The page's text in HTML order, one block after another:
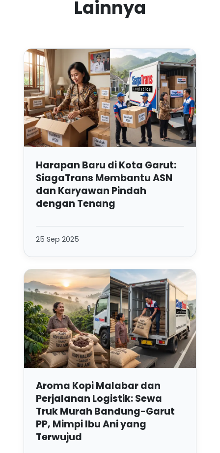
Lainnya
Harapan Baru di Kota Garut:
SiagaTrans Membantu ASN
dan Karyawan Pindah
dengan Tenang
25 Sep 2025
Aroma Kopi Malabar dan
Perjalanan Logistik: Sewa
Truk Murah Bandung-Garut
PP, Mimpi Ibu Ani yang
Terwujud